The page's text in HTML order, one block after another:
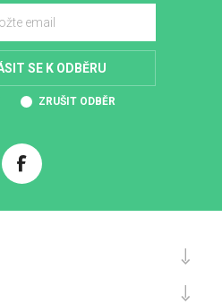
SE K ODBĚRU
ZRUŠIT ODBĚR